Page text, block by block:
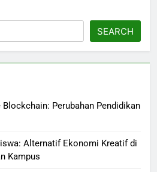
SEARCH
Perubahan Pendidikan
Alternatif Ekonomi Kreatif di
Kampus